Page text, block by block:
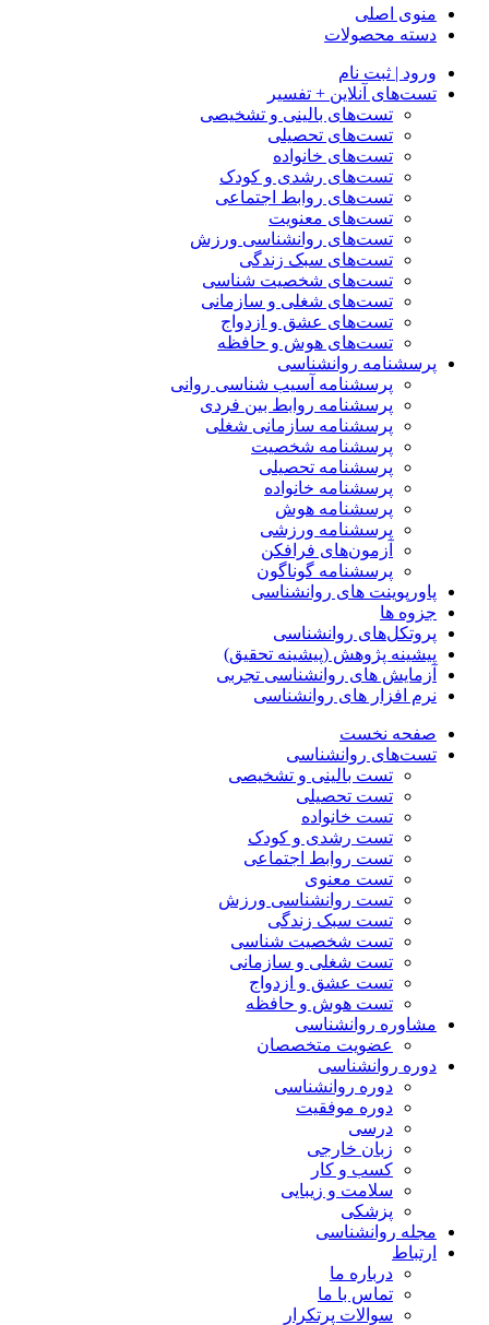
منوی اصلی
دسته محصولات
ورود | ثبت نام
تست‌های آنلاین + تفسیر
تست‌های بالینی و تشخیصی
تست‌های تحصیلی
تست‌های خانواده
تست‌های رشدی و کودک
تست‌های روابط اجتماعی
تست‌های معنویت
تست‌های روانشناسی ورزش
تست‌های سبک زندگی
تست‌های شخصیت شناسی
تست‌های شغلی و سازمانی
تست‌های عشق و ازدواج
تست‌های هوش و حافظه
پرسشنامه روانشناسی
پرسشنامه آسیب شناسی روانی
پرسشنامه روابط بین فردی
پرسشنامه سازمانی شغلی
پرسشنامه شخصیت
پرسشنامه تحصیلی
پرسشنامه خانواده
پرسشنامه هوش
پرسشنامه ورزشی
آزمون‌های فرافکن
پرسشنامه گوناگون
پاورپوینت های روانشناسی
جزوه ها
پروتکل‌های روانشناسی
پیشینه پژوهش (پیشینه تحقیق)
آزمایش های روانشناسی تجربی
نرم افزار های روانشناسی
صفحه نخست
تست‌های روانشناسی
تست بالینی و تشخیصی
تست تحصیلی
تست خانواده
تست رشدی و کودک
تست روابط اجتماعی
تست معنوی
تست روانشناسی ورزش
تست سبک زندگی
تست شخصیت شناسی
تست شغلی و سازمانی
تست عشق و ازدواج
تست هوش و حافظه
مشاوره روانشناسی
عضویت متخصصان
دوره روانشناسی
دوره روانشناسی
دوره موفقیت
درسی
زبان خارجی
کسب و کار
سلامت و زیبایی
پزشکی
مجله روانشناسی
ارتباط
درباره ما
تماس با ما
سوالات پرتکرار